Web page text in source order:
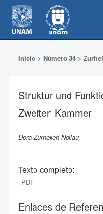
Inicio> Número 34>
Struktur und
Zweiten Kammer
Dora Zurhellen Nollau
Texto completo:
PDF
Enlaces de